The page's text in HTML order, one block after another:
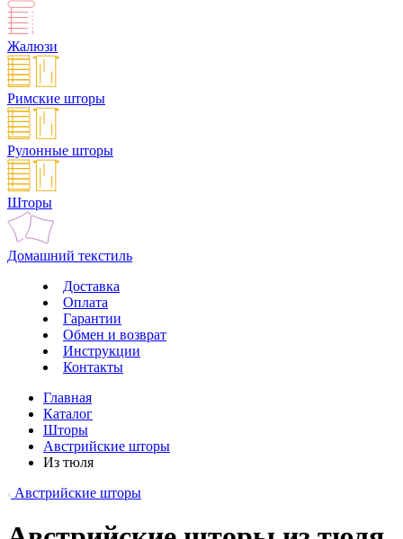
Жалюзи
Римские шторы
Рулонные шторы
Шторы
Домашний текстиль
Доставка
Оплата
Гарантии
Обмен и возврат
Инструкции
Контакты
Главная
Каталог
Шторы
Австрийские шторы
Из тюля
Австрийские шторы